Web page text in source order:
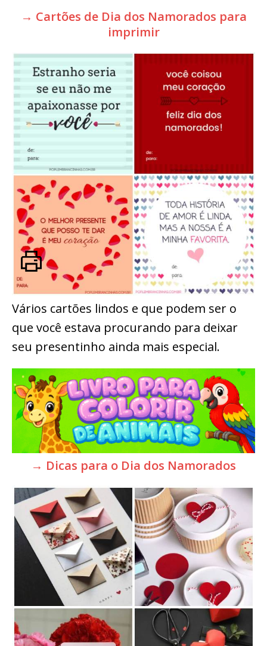
→ Cartões de Dia dos Namorados para
imprimir
Vários cartões lindos e que podem ser o
que você estava procurando para deixar
seu presentinho ainda mais especial.
→ Dicas para o Dia dos Namorados